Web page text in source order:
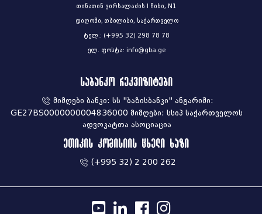
თინათინ ვირსალაძის I ჩიხი, N1
დიღომი, თბილისი, საქართველო
ტელ.: (+995 32) 298 78 78
ელ. ფოსტა: info@gba.ge
საბანკო რეკვიზიტები
მიმღები ბანკი: სს "ბაზისბანკი" ანგარიში:
GE27BS0000000004836000 მიმღები: სსიპ საქართველოს
ადვოკატთა ასოციაცია
ეთიკის კომისიის ცხელი ხაზი
(+995 32) 2 200 262